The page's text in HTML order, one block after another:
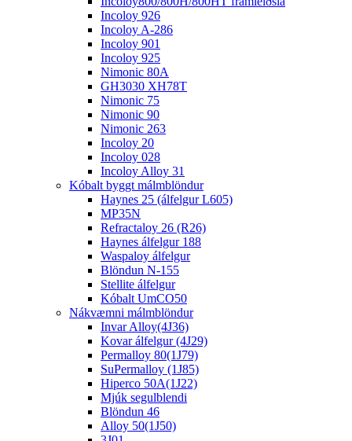
Incoloy 926
Incoloy A-286
Incoloy 901
Incoloy 925
Nimonic 80A
GH3030 XH78T
Nimonic 75
Nimonic 90
Nimonic 263
Incoloy 20
Incoloy 028
Incoloy Alloy 31
Kóbalt byggt málmblöndur
Haynes 25 (álfelgur L605)
MP35N
Refractaloy 26 (R26)
Haynes álfelgur 188
Waspaloy álfelgur
Blöndun N-155
Stellite álfelgur
Kóbalt UmCO50
Nákvæmni málmblöndur
Invar Alloy(4J36)
Kovar álfelgur (4J29)
Permalloy 80(1J79)
SuPermalloy (1J85)
Hiperco 50A(1J22)
Mjúk segulblendi
Blöndun 46
Alloy 50(1J50)